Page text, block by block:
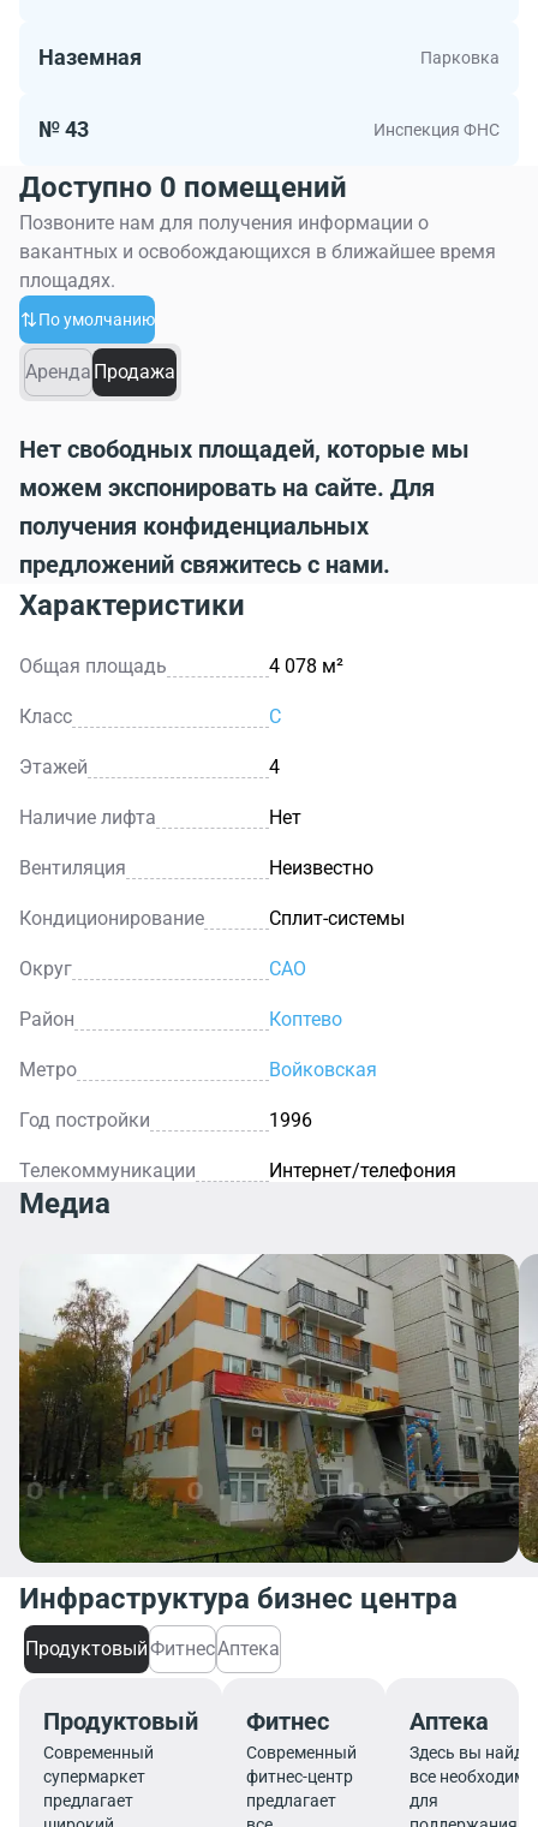
Наземная Парковка
№ 43 Инспекция ФНС
Доступно 0 помещений
Позвоните нам для получения информации о
вакантных и освобождающихся в ближайшее время
площадях.
По умолчанию
Аренда Продажа
Нет свободных площадей, которые мы
можем экспонировать на сайте. Для
получения конфиденциальных
предложений свяжитесь с нами.
Характеристики
Общая площадь 4 078 м²
Класс C
Этажей 4
Наличие лифта Нет
Вентиляция Неизвестно
Кондиционирование Сплит-системы
Округ САО
Район Коптево
Метро Войковская
Год постройки 1996
Телекоммуникации Интернет/телефония
Медиа
Инфраструктура бизнес центра
ПродуктовыйФитнесАптека
Продуктовый
Современный
супермаркет
предлагает
Фитнес
Современный
фитнес-центр
предлагает
Аптека
Здесь вы
все
для